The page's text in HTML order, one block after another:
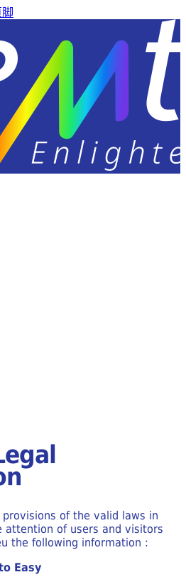
of the valid laws in
attention of users and visitors
the following information :
Easy